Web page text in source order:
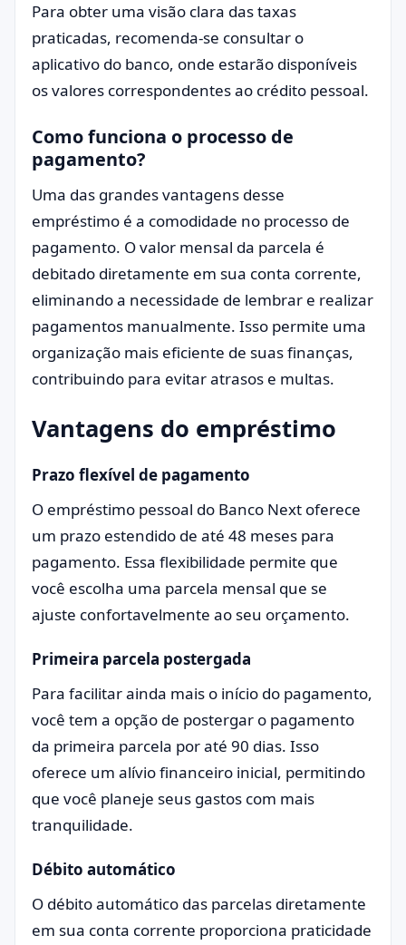
Para obter uma visão clara das taxas
praticadas, recomenda-se consultar o
aplicativo do banco, onde estarão disponíveis
os valores correspondentes ao crédito pessoal.
Como funciona o processo de
pagamento?
Uma das grandes vantagens desse
empréstimo é a comodidade no processo de
pagamento. O valor mensal da parcela é
debitado diretamente em sua conta corrente,
eliminando a necessidade de lembrar e realizar
pagamentos manualmente. Isso permite uma
organização mais eficiente de suas finanças,
contribuindo para evitar atrasos e multas.
Vantagens do empréstimo
Prazo flexível de pagamento
O empréstimo pessoal do Banco Next oferece
um prazo estendido de até 48 meses para
pagamento. Essa flexibilidade permite que
você escolha uma parcela mensal que se
ajuste confortavelmente ao seu orçamento.
Primeira parcela postergada
Para facilitar ainda mais o início do pagamento,
você tem a opção de postergar o pagamento
da primeira parcela por até 90 dias. Isso
oferece um alívio financeiro inicial, permitindo
que você planeje seus gastos com mais
tranquilidade.
Débito automático
O débito automático das parcelas diretamente
em sua conta corrente proporciona praticidade